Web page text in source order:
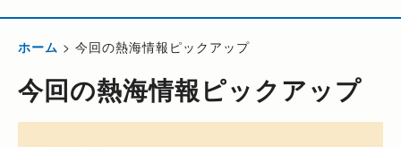
ホーム > 今回の熱海情報ピックアップ
今回の熱海情報ピックアップ